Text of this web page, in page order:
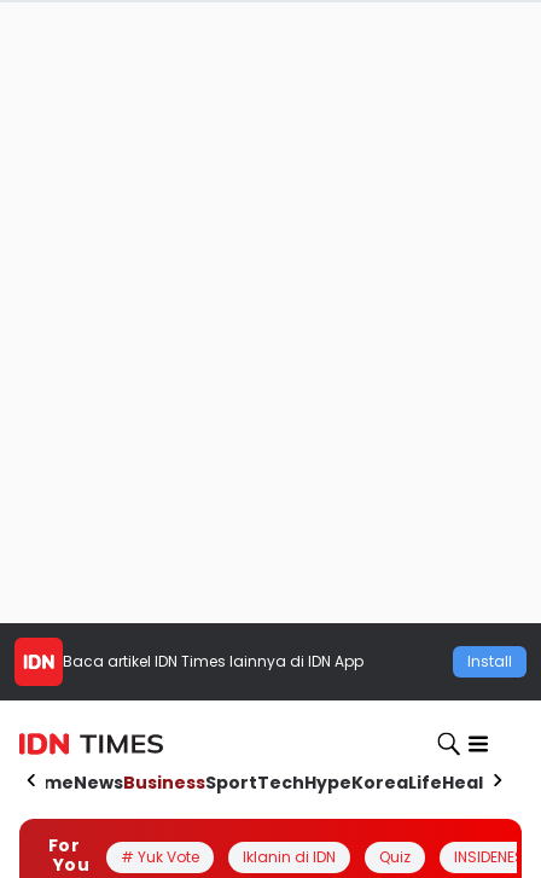
Baca artikel IDN Times lainnya di IDN App Install
HomeNewsBusinessSportTechHypeKoreaLifeHealth
For
You
# Yuk Vote Iklanin di IDN Quiz INSIDENESIA